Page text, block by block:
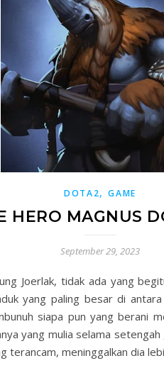
DOTA2,GAME
HERO MAGNUS
September 29, 2023
Joerlak, tidak ada yang
yang paling besar di
siapa pun yang berani
yang mulia selama
terancam, meninggalkan dia